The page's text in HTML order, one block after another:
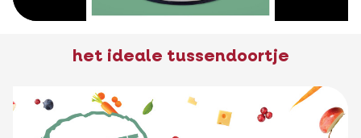
het ideale tussendoortje